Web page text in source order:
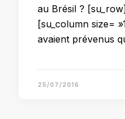
au Brésil ?
[su_column size=
avaient prévenus
25/07/2016